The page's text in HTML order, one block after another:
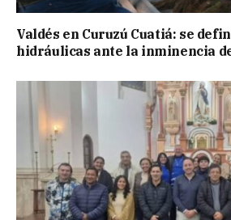
Valdés en Curuzú Cuatiá: se
hidráulicas ante la inminencia